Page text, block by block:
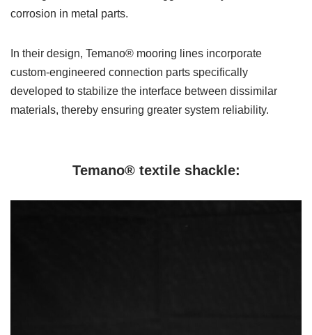
corrosion in metal parts.
In their design, Temano® mooring lines incorporate
custom-engineered connection parts specifically
developed to stabilize the interface between dissimilar
materials, thereby ensuring greater system reliability.
Temano® textile shackle: